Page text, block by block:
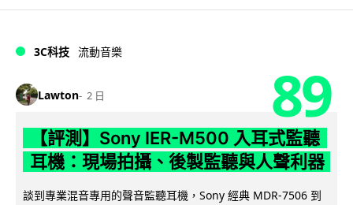
3C科技 流動音樂
Lawton 2 日 89
【評測】Sony IER-M500 入耳式監聽
耳機：現場拍攝、後製監聽與人聲利器
談到專業混音專用的聲音監聽耳機，Sony 經典 MDR-7506 到